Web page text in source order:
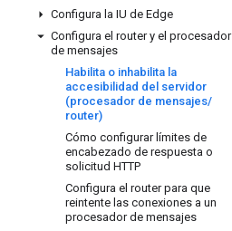
Configura la IU de Edge
Configura el router y el procesador
de mensajes
Habilita o inhabilita la
accesibilidad del servidor
(procesador de mensajes/
router)
Cómo configurar límites de
encabezado de respuesta o
solicitud HTTP
Configura el router para que
reintente las conexiones a un
procesador de mensajes